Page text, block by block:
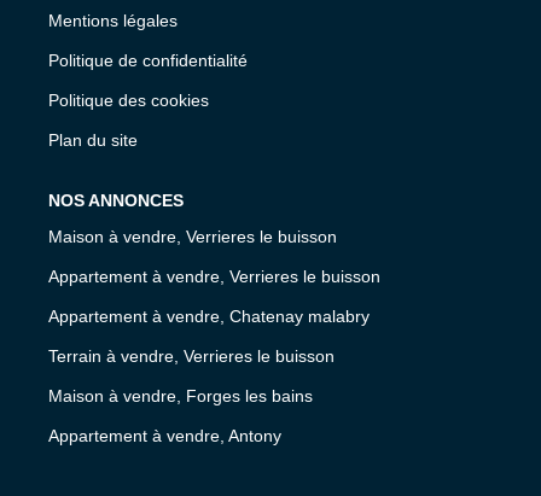
Mentions légales
Politique de confidentialité
Politique des cookies
Plan du site
NOS ANNONCES
Maison à vendre, Verrieres le buisson
Appartement à vendre, Verrieres le buisson
Appartement à vendre, Chatenay malabry
Terrain à vendre, Verrieres le buisson
Maison à vendre, Forges les bains
Appartement à vendre, Antony